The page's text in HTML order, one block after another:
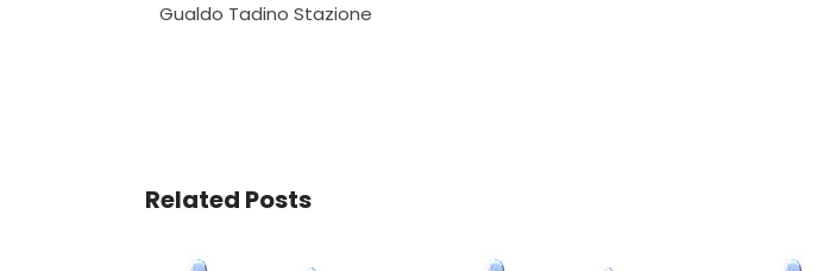
Gualdo Tadino Stazione
Related Posts